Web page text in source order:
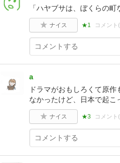
「ハヤブサは、ぼくらの
ナイス ★1 コメント(
a
ドラマがおもしろくて原
なかったけど、日本で起こ
ナイス ★3 コメント(